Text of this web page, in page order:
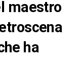
maestro
ha